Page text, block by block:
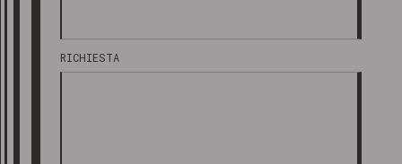
RICHIESTA